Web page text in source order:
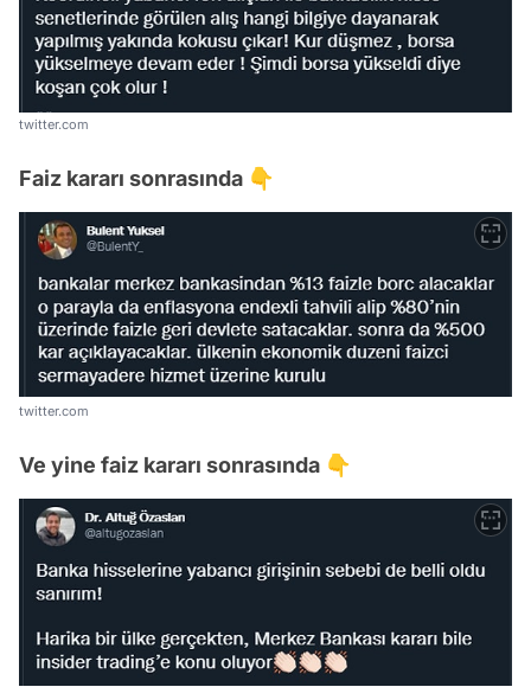
twitter.com
Faiz kararı sonrasında 👇
twitter.com
Ve yine faiz kararı sonrasında 👇